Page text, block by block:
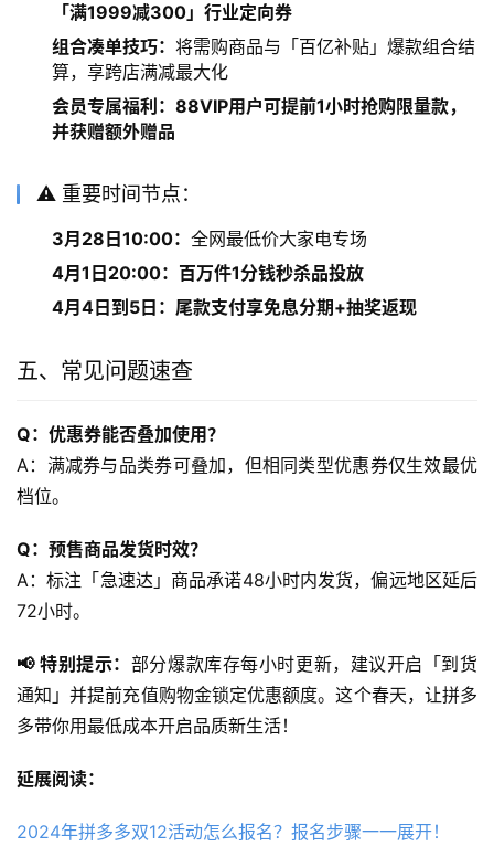
「满1999减300」行业定向券
组合凑单技巧： 将需购商品与「百亿补贴」爆款组合结
算，享跨店满减最大化
会员专属福利：88VIP用户可提前1小时抢购限量款，
并获赠额外赠品
⚠️ 重要时间节点：
3月28日10:00： 全网最低价大家电专场
4月1日20:00：百万件1分钱秒杀品投放
4月4日到5日：尾款支付享免息分期+抽奖返现
五、常见问题速查
Q：优惠券能否叠加使用？
A：满减券与品类券可叠加，但相同类型优惠券仅生效最优
档位。
Q：预售商品发货时效？
A：标注「急速达」商品承诺48小时内发货，偏远地区延后
72小时。
📢 特别提示： 部分爆款库存每小时更新，建议开启「到货
通知」并提前充值购物金锁定优惠额度。这个春天，让拼多
多带你用最低成本开启品质新生活！
延展阅读：
‌2024年拼多多双12活动怎么报名？‌报名步骤一一展开！